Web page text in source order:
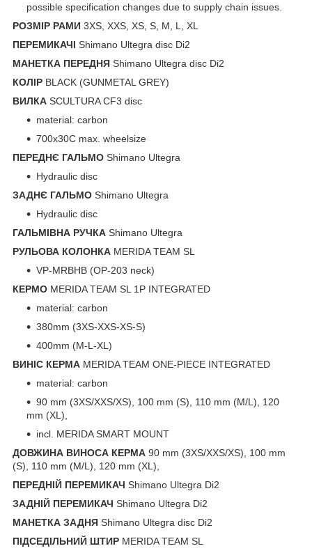
possible specification changes due to supply chain issues.
РОЗМІР РАМИ 3XS, XXS, XS, S, M, L, XL
ПЕРЕМИКАЧІ Shimano Ultegra disc Di2
МАНЕТКА ПЕРЕДНЯ Shimano Ultegra disc Di2
КОЛІР BLACK (GUNMETAL GREY)
ВИЛКА SCULTURA CF3 disc
material: carbon
700x30C max. wheelsize
ПЕРЕДНЄ ГАЛЬМО Shimano Ultegra
Hydraulic disc
ЗАДНЄ ГАЛЬМО Shimano Ultegra
Hydraulic disc
ГАЛЬМІВНА РУЧКА Shimano Ultegra
РУЛЬОВА КОЛОНКА MERIDA TEAM SL
VP-MRBHB (OP-203 neck)
КЕРМО MERIDA TEAM SL 1P INTEGRATED
material: carbon
380mm (3XS-XXS-XS-S)
400mm (M-L-XL)
ВИНІС КЕРМА MERIDA TEAM ONE-PIECE INTEGRATED
material: carbon
90 mm (3XS/XXS/XS), 100 mm (S), 110 mm (M/L), 120
mm (XL),
incl. MERIDA SMART MOUNT
ДОВЖИНА ВИНОСА КЕРМА 90 mm (3XS/XXS/XS), 100 mm
(S), 110 mm (M/L), 120 mm (XL),
ПЕРЕДНІЙ ПЕРЕМИКАЧ Shimano Ultegra Di2
ЗАДНІЙ ПЕРЕМИКАЧ Shimano Ultegra Di2
МАНЕТКА ЗАДНЯ Shimano Ultegra disc Di2
ПІДСЕДІЛЬНИЙ ШТИР MERIDA TEAM SL